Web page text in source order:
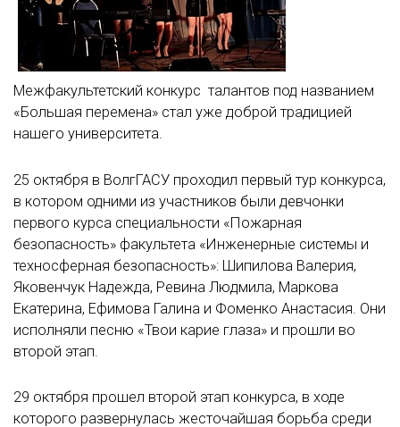
Межфакультетский конкурс талантов под названием
«Большая перемена» стал уже доброй традицией
нашего университета.
25 октября в ВолгГАСУ проходил первый тур конкурса,
в котором одними из участников были девчонки
первого курса специальности «Пожарная
безопасность» факультета «Инженерные системы и
техносферная безопасность»: Шипилова Валерия,
Яковенчук Надежда, Ревина Людмила, Маркова
Екатерина, Ефимова Галина и Фоменко Анастасия. Они
исполняли песню «Твои карие глаза» и прошли во
второй этап.
29 октября прошел второй этап конкурса, в ходе
которого развернулась жесточайшая борьба среди